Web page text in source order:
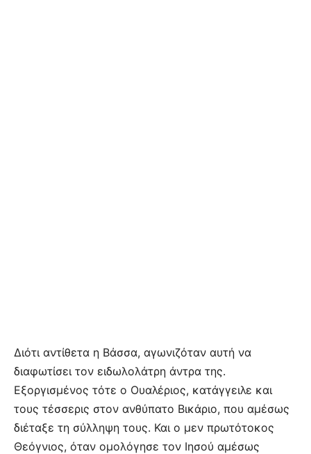
Διότι αντίθετα η Βάσσα, αγωνιζόταν αυτή να
διαφωτίσει τον ειδωλολάτρη άντρα της.
Εξοργισμένος τότε ο Ουαλέριος, κατάγγειλε και
τους τέσσερις στον ανθύπατο Βικάριο, που αμέσως
διέταξε τη σύλληψη τους. Και ο μεν πρωτότοκος
Θεόγνιος, όταν ομολόγησε τον Ιησού αμέσως